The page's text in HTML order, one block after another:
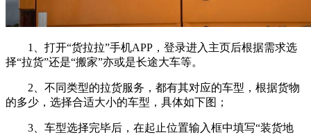
1、打开“货拉拉”手机APP，登录进入主页后根据需求选
择“拉货”还是“搬家”亦或是长途大车等。
2、不同类型的拉货服务，都有其对应的车型，根据货物
的多少，选择合适大小的车型，具体如下图；
3、车型选择完毕后，在起止位置输入框中填写“装货地